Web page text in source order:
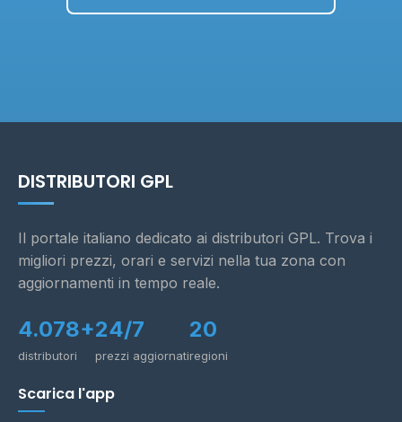
DISTRIBUTORI GPL
Il portale italiano dedicato ai distributori GPL. Trova i
migliori prezzi, orari e servizi nella tua zona con
aggiornamenti in tempo reale.
4.078+
distributori
24/7
prezzi aggiornati
20
regioni
Scarica l'app